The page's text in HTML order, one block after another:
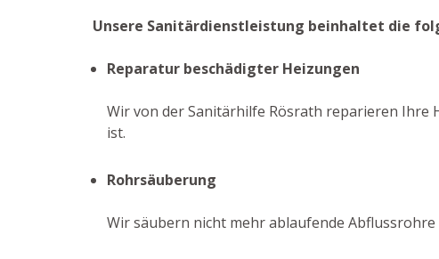
Unsere Sanitärdienstleistung beinhaltet die
Reparatur beschädigter Heizungen
Wir von der Sanitärhilfe Rösrath reparieren Ihre
ist.
Rohrsäuberung
Wir säubern nicht mehr ablaufende